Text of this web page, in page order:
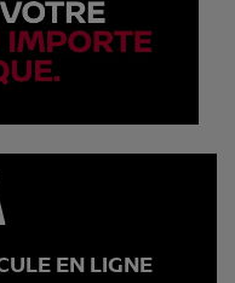
EN LIGNE